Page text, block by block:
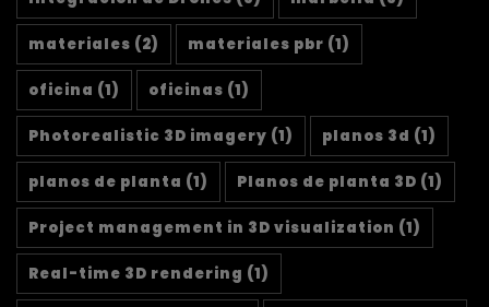
materiales (2) materiales pbr (1)
oficina (1) oficinas (1)
Photorealistic 3D imagery (1) planos 3d (1)
planos de planta (1) Planos de planta 3D (1)
Project management in 3D visualization (1)
Real-time 3D rendering (1)